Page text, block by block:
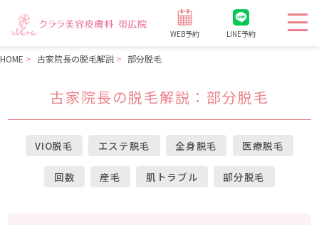
WEB予約 LINE予約
HOME 古家院長の脱毛解説 部分脱毛
古家院長の脱毛解説 ：部分脱毛
VIO脱毛 エステ脱毛 全身脱毛 医療脱毛
回数 産毛 肌トラブル 部分脱毛